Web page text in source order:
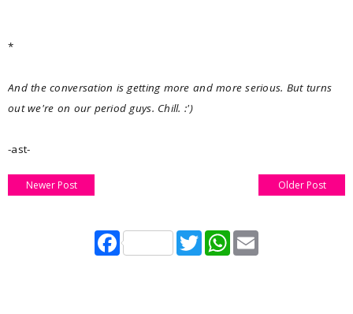
*
And the conversation is getting more and more serious. But turns
out we're on our period guys. Chill. :')
-ast-
Newer Post Older Post
F
T
w
W